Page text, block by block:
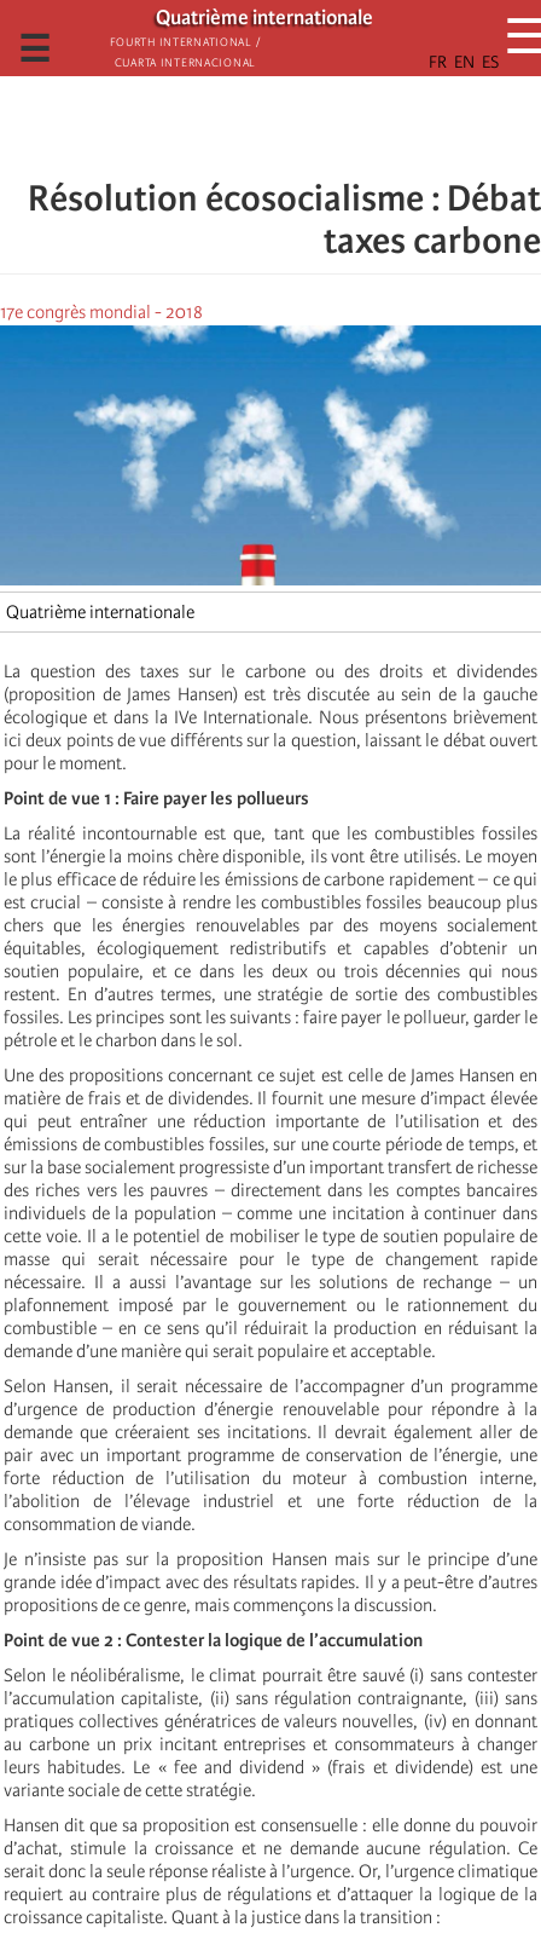
تجاوز
إلى
المحتوى
Quatrième internationale
Fourth International /
Cuarta Internacional
☰
Résolution écosocialisme : Débat
taxes carbone
17e congrès mondial - 2018
Quatrième internationale
La question des taxes sur le carbone ou des droits et dividendes
(proposition de James Hansen) est très discutée au sein de la gauche
écologique et dans la IVe Internationale. Nous présentons brièvement
ici deux points de vue différents sur la question, laissant le débat ouvert
pour le moment.
Point de vue 1 : Faire payer les pollueurs
La réalité incontournable est que, tant que les combustibles fossiles
sont l’énergie la moins chère disponible, ils vont être utilisés. Le moyen
le plus efficace de réduire les émissions de carbone rapidement – ce qui
est crucial – consiste à rendre les combustibles fossiles beaucoup plus
chers que les énergies renouvelables par des moyens socialement
équitables, écologiquement redistributifs et capables d’obtenir un
soutien populaire, et ce dans les deux ou trois décennies qui nous
restent. En d’autres termes, une stratégie de sortie des combustibles
fossiles. Les principes sont les suivants : faire payer le pollueur, garder le
pétrole et le charbon dans le sol.
Une des propositions concernant ce sujet est celle de James Hansen en
matière de frais et de dividendes. Il fournit une mesure d’impact élevée
qui peut entraîner une réduction importante de l’utilisation et des
émissions de combustibles fossiles, sur une courte période de temps, et
sur la base socialement progressiste d’un important transfert de richesse
des riches vers les pauvres – directement dans les comptes bancaires
individuels de la population – comme une incitation à continuer dans
cette voie. Il a le potentiel de mobiliser le type de soutien populaire de
masse qui serait nécessaire pour le type de changement rapide
nécessaire. Il a aussi l’avantage sur les solutions de rechange – un
plafonnement imposé par le gouvernement ou le rationnement du
combustible – en ce sens qu’il réduirait la production en réduisant la
demande d’une manière qui serait populaire et acceptable.
Selon Hansen, il serait nécessaire de l’accompagner d’un programme
d’urgence de production d’énergie renouvelable pour répondre à la
demande que créeraient ses incitations. Il devrait également aller de
pair avec un important programme de conservation de l’énergie, une
forte réduction de l’utilisation du moteur à combustion interne,
l’abolition de l’élevage industriel et une forte réduction de la
consommation de viande.
Je n’insiste pas sur la proposition Hansen mais sur le principe d’une
grande idée d’impact avec des résultats rapides. Il y a peut-être d’autres
propositions de ce genre, mais commençons la discussion.
Point de vue 2 : Contester la logique de l’accumulation
Selon le néolibéralisme, le climat pourrait être sauvé (i) sans contester
l’accumulation capitaliste, (ii) sans régulation contraignante, (iii) sans
pratiques collectives génératrices de valeurs nouvelles, (iv) en donnant
au carbone un prix incitant entreprises et consommateurs à changer
leurs habitudes. Le « fee and dividend » (frais et dividende) est une
variante sociale de cette stratégie.
Hansen dit que sa proposition est consensuelle : elle donne du pouvoir
d’achat, stimule la croissance et ne demande aucune régulation. Ce
serait donc la seule réponse réaliste à l’urgence. Or, l’urgence climatique
requiert au contraire plus de régulations et d’attaquer la logique de la
croissance capitaliste. Quant à la justice dans la transition :